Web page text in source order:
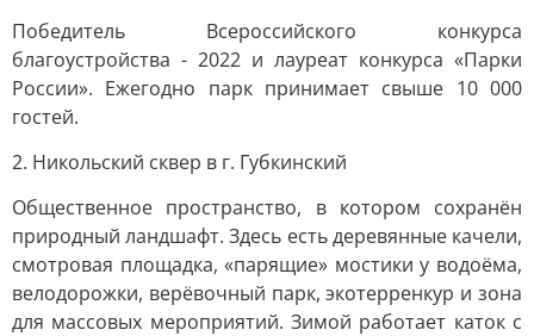
Победитель Всероссийского конкурса
благоустройства - 2022 и лауреат конкурса «Парки
России». Ежегодно парк принимает свыше 10 000
гостей.
2. Никольский сквер в г. Губкинский
Общественное пространство, в котором сохранён
природный ландшафт. Здесь есть деревянные качели,
смотровая площадка, «парящие» мостики у водоёма,
велодорожки, верёвочный парк, экотерренкур и зона
для массовых мероприятий. Зимой работает каток с